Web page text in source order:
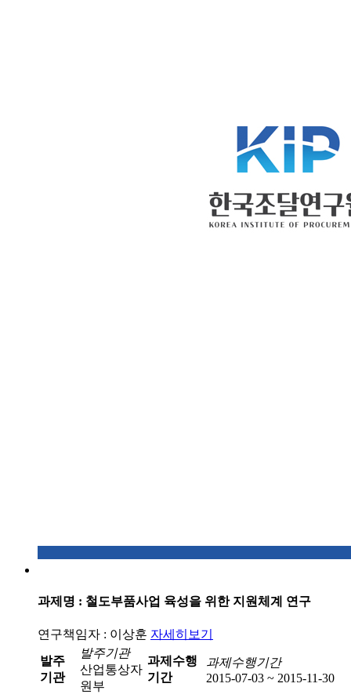
과제명 : 철도부품사업 육성을 위한 지원체계 연구
연구책임자 : 이상훈 자세히보기
발주
기관
발주기관
산업통상자
원부
과제수행
기간
과제수행기간
2015-07-03 ~ 2015-11-30